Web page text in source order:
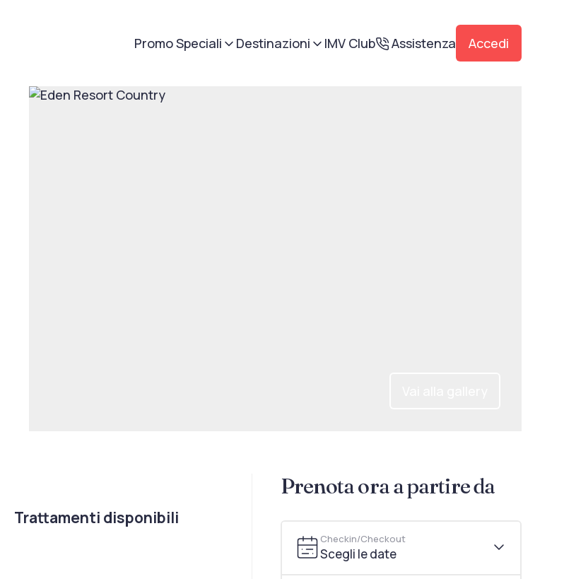
Promo Speciali Destinazioni IMV Club Assistenza Accedi
Prenota ora a partire da
Checkin/Checkout
Scegli le date
Trattamenti disponibili